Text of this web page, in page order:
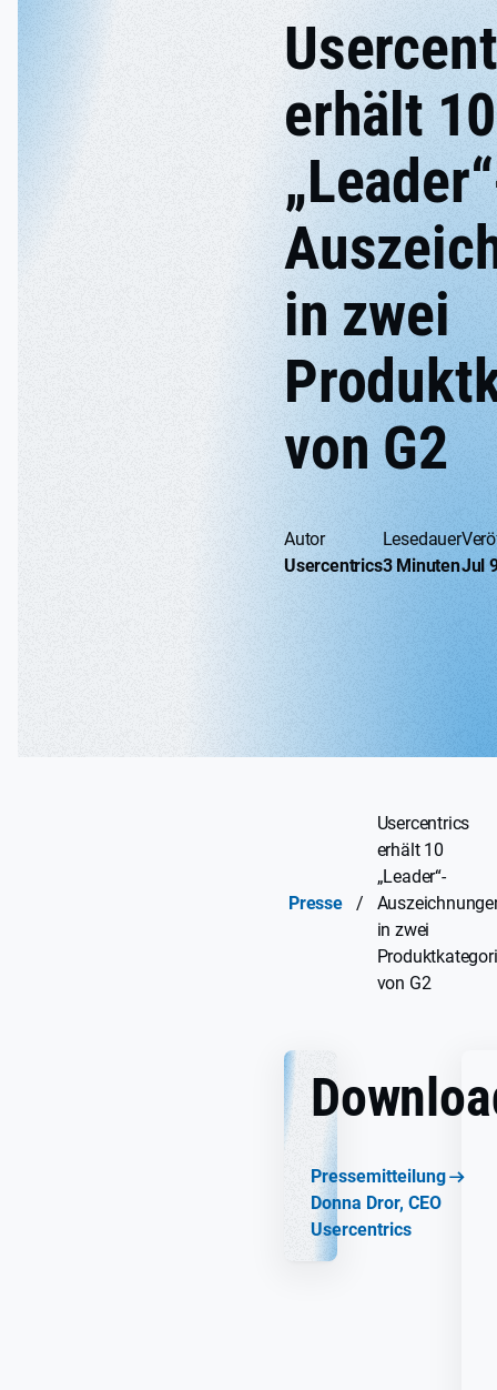
erhält 10
in zwei
von G2
Autor
Usercentrics
Lesedauer
3 MinutenJul
Presse /
Usercentrics
erhält 10
„Leader“-
in zwei
von G2
Pressemitteilung
Donna Dror, CEO
Usercentrics